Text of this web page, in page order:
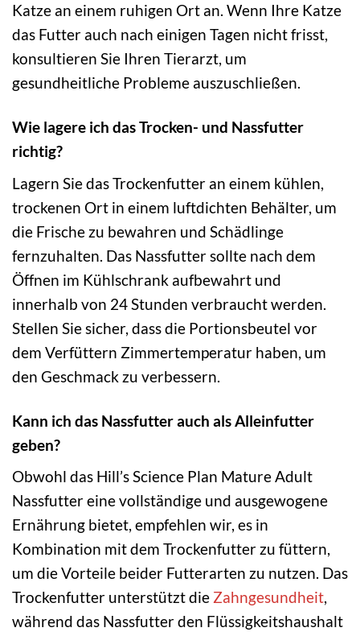
Katze an einem ruhigen Ort an. Wenn Ihre Katze
das Futter auch nach einigen Tagen nicht frisst,
konsultieren Sie Ihren Tierarzt, um
gesundheitliche Probleme auszuschließen.
Wie lagere ich das Trocken- und Nassfutter
richtig?
Lagern Sie das Trockenfutter an einem kühlen,
trockenen Ort in einem luftdichten Behälter, um
die Frische zu bewahren und Schädlinge
fernzuhalten. Das Nassfutter sollte nach dem
Öffnen im Kühlschrank aufbewahrt und
innerhalb von 24 Stunden verbraucht werden.
Stellen Sie sicher, dass die Portionsbeutel vor
dem Verfüttern Zimmertemperatur haben, um
den Geschmack zu verbessern.
Kann ich das Nassfutter auch als Alleinfutter
geben?
Obwohl das Hill’s Science Plan Mature Adult
Nassfutter eine vollständige und ausgewogene
Ernährung bietet, empfehlen wir, es in
Kombination mit dem Trockenfutter zu füttern,
um die Vorteile beider Futterarten zu nutzen. Das
Trockenfutter unterstützt die Zahngesundheit,
während das Nassfutter den Flüssigkeitshaushalt